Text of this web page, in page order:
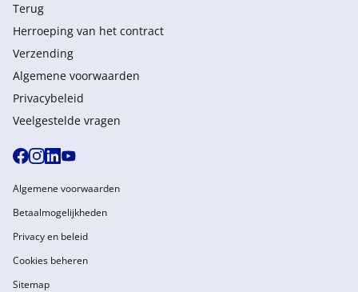
Terug
Herroeping van het contract
Verzending
Algemene voorwaarden
Privacybeleid
Veelgestelde vragen
Algemene voorwaarden
Betaalmogelijkheden
Privacy en beleid
Cookies beheren
Sitemap